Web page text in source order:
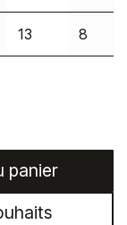
13 8
panier